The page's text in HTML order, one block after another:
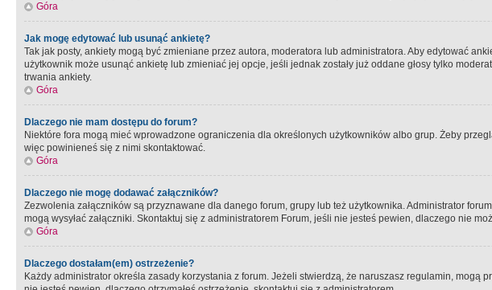
Góra
Jak mogę edytować lub usunąć ankietę?
Tak jak posty, ankiety mogą być zmieniane przez autora, moderatora lub administratora. Aby edytować
użytkownik może usunąć ankietę lub zmieniać jej opcje, jeśli jednak zostały już oddane głosy tylko
trwania ankiety.
Góra
Dlaczego nie mam dostępu do forum?
Niektóre fora mogą mieć wprowadzone ograniczenia dla określonych użytkowników albo grup. Żeby
więc powinieneś się z nimi skontaktować.
Góra
Dlaczego nie mogę dodawać załączników?
Zezwolenia załączników są przyznawane dla danego forum, grupy lub też użytkownika. Administrator
mogą wysyłać załączniki. Skontaktuj się z administratorem Forum, jeśli nie jesteś pewien, dlaczego nie
Góra
Dlaczego dostałam(em) ostrzeżenie?
Każdy administrator określa zasady korzystania z forum. Jeżeli stwierdzą, że naruszasz regulamin,